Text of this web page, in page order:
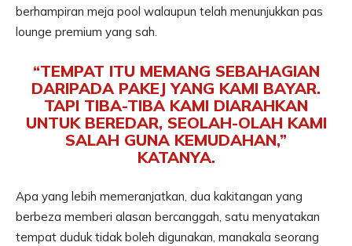
berhampiran meja pool walaupun telah menunjukkan pas
lounge premium yang sah.
“TEMPAT ITU MEMANG SEBAHAGIAN
DARIPADA PAKEJ YANG KAMI BAYAR.
TAPI TIBA-TIBA KAMI DIARAHKAN
UNTUK BEREDAR, SEOLAH-OLAH KAMI
SALAH GUNA KEMUDAHAN,”
KATANYA.
Apa yang lebih memeranjatkan, dua kakitangan yang
berbeza memberi alasan bercanggah, satu menyatakan
tempat duduk tidak boleh digunakan, manakala seorang